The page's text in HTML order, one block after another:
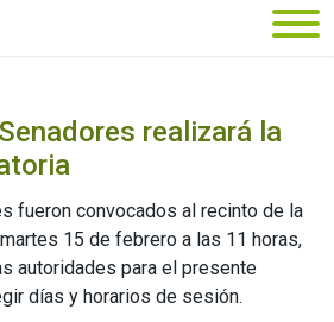
realizará la
fueron convocados al recinto de la
15 de febrero a las 11 horas,
autoridades para el presente
días y horarios de sesión.